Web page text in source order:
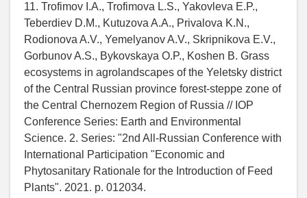
11. Trofimov I.A., Trofimova L.S., Yakovleva E.P.,
Teberdiev D.M., Kutuzova A.A., Privalova K.N.,
Rodionova A.V., Yemelyanov A.V., Skripnikova E.V.,
Gorbunov A.S., Bykovskaya O.P., Koshen B. Grass
ecosystems in agrolandscapes of the Yeletsky district
of the Central Russian province forest-steppe zone of
the Central Chernozem Region of Russia // IOP
Conference Series: Earth and Environmental
Science. 2. Series: "2nd All-Russian Conference with
International Participation "Economic and
Phytosanitary Rationale for the Introduction of Feed
Plants". 2021. p. 012034.